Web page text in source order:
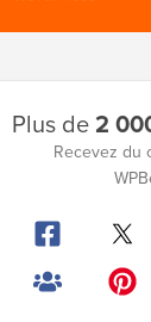
latérale
Plus de2
Recevez du